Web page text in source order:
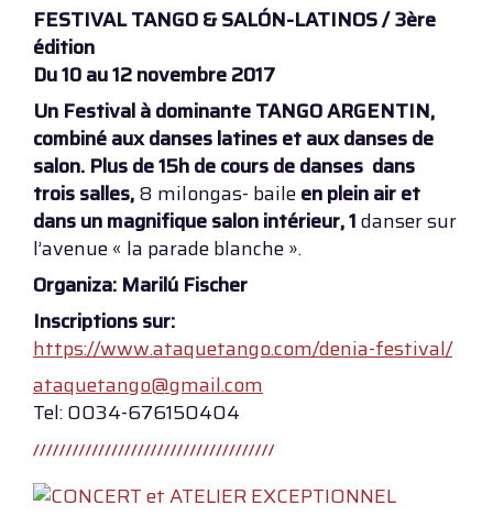
FESTIVAL TANGO & SALÓN-LATINOS / 3ère
édition
Du 10 au 12 novembre 2017
Un Festival à dominante TANGO ARGENTIN,
combiné aux danses latines et aux danses de
salon. Plus de 15h de cours de danses dans
trois salles,8 milongas- baileen plein air et
dans un magnifique salon intérieur, 1danser sur
l’avenue « la parade blanche ».
Organiza: Marilú Fischer
Inscriptions sur:
https://www.ataquetango.com/denia-festival/
ataquetango@gmail.com
Tel: 0034-676150404